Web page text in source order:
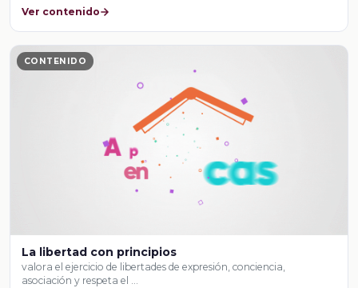
Ver contenido
CONTENIDO
La libertad con principios
valora el ejercicio de libertades de expresión, conciencia,
asociación y respeta el …